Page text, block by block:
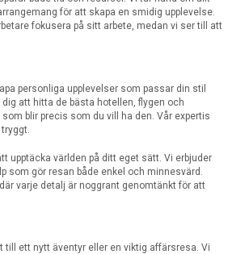
för att skapa en smidig upplevelse.
fokusera på sitt arbete, medan vi ser till att
personliga upplevelser som passar din stil
att hitta de bästa hotellen, flygen och
blir precis som du vill ha den. Vår expertis
upptäcka världen på ditt eget sätt. Vi erbjuder
som gör resan både enkel och minnesvärd.
varje detalj är noggrant genomtänkt för att
till ett nytt äventyr eller en viktig affärsresa. Vi